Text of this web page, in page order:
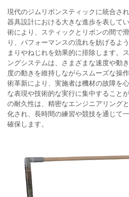
現代のジムリボンスティックに統合さ
器具設計における大きな進歩を表して
術により、スティックとリボンの間で
り、パフォーマンスの流れを妨げるよ
まりやねじれを効果的に排除します。
ングシステムは、さまざまな速度や動
度の動きを維持しながらスムーズな操
術革新により、実施者は機材の故障を
な表現や技術的な実行に集中すること
の耐久性は、精密なエンジニアリング
化され、長時間の練習や競技を通じて
確保します。